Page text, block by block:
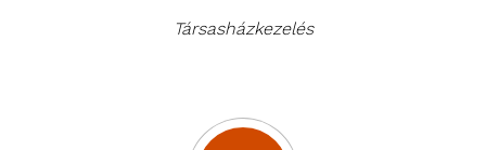
Társasházkezelés